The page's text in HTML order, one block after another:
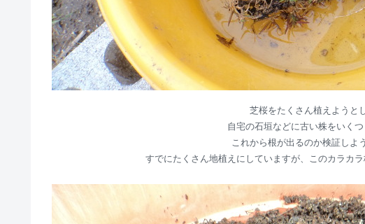
芝桜をたくさん植えようと
自宅の石垣などに古い株をいくつ
これから根が出るのか検証しよ
すでにたくさん地植えにしていますが、このカラカ